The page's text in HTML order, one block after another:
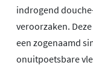
indrogend
veroorzaken.
een zogenaamd
onuitpoetsbare